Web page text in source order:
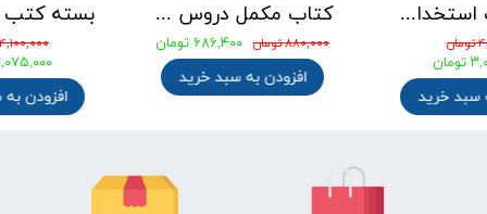
۴,۱۰۰,۰۰۰ تومان
۳,۰۷۵,۰۰۰
افزودن
کتاب مکمل دروس حیطه عمومی ویژه آزمون استخدامی آموزش و پرورش 1405 نشر چهارخونه
۸۸۰,۰۰۰ تومان ۶۸۶,۴۰۰ تومان
افزودن به سبد خرید
بسته کتب استخدامی دبیری علوم تجربی - شیمی آزمون آموزش و پرورش 1405
سبد خرید